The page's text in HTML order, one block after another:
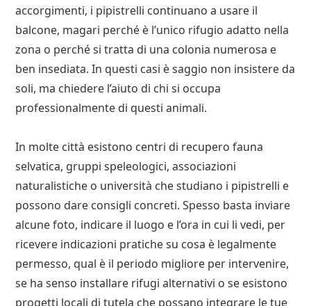
accorgimenti, i pipistrelli continuano a usare il
balcone, magari perché è l’unico rifugio adatto nella
zona o perché si tratta di una colonia numerosa e
ben insediata. In questi casi è saggio non insistere da
soli, ma chiedere l’aiuto di chi si occupa
professionalmente di questi animali.
In molte città esistono centri di recupero fauna
selvatica, gruppi speleologici, associazioni
naturalistiche o università che studiano i pipistrelli e
possono dare consigli concreti. Spesso basta inviare
alcune foto, indicare il luogo e l’ora in cui li vedi, per
ricevere indicazioni pratiche su cosa è legalmente
permesso, qual è il periodo migliore per intervenire,
se ha senso installare rifugi alternativi o se esistono
progetti locali di tutela che possano integrare le tue